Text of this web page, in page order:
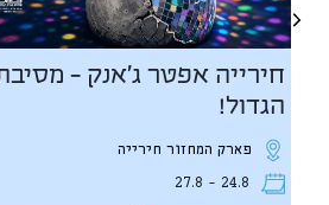
חירייה אפטר ג'אנק -
הגדול!
פארק המחזור חירייה
24.8 - 27.8